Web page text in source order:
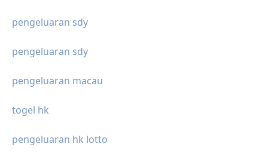
pengeluaran sdy
pengeluaran sdy
pengeluaran macau
togel hk
pengeluaran hk lotto